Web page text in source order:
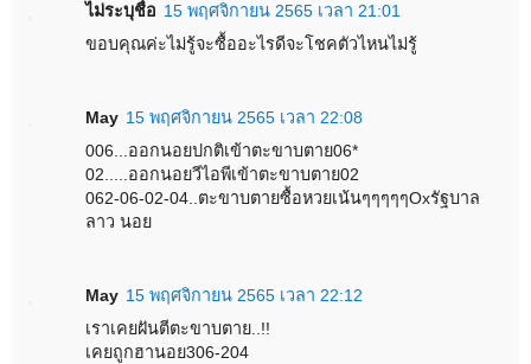
ไม่ระบุชื่อ 15 พฤศจิกายน 2565 เวลา 21:01
ขอบคุณค่ะไม่รู้จะซื้ออะไรดีจะโชคตัวไหนไม่รู้
May 15 พฤศจิกายน 2565 เวลา 22:08
006...ออกนอยปกติเข้าตะขาบตาย06*
02.....ออกนอยวีไอพีเข้าตะขาบตาย02
062-06-02-04..ตะขาบตายซื้อหวยเน้นๆๆๆๆๆOxรัฐบาล
ลาว นอย
May 15 พฤศจิกายน 2565 เวลา 22:12
เราเคยฝันตีตะขาบตาย..!!
เคยถูกฮานอย306-204